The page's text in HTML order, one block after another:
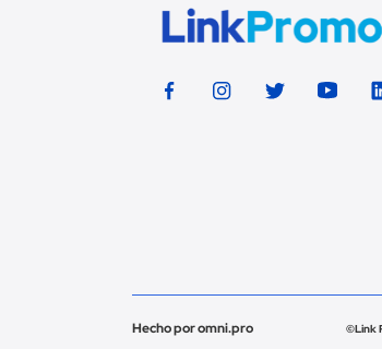
Hecho por omni.pro ©Link